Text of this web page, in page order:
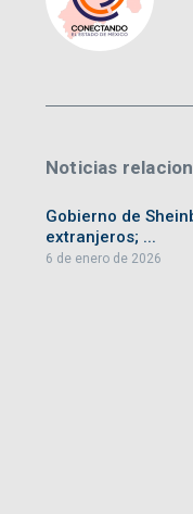
Noticias
Gobierno de
extranjeros; ...
6 de enero de 2026